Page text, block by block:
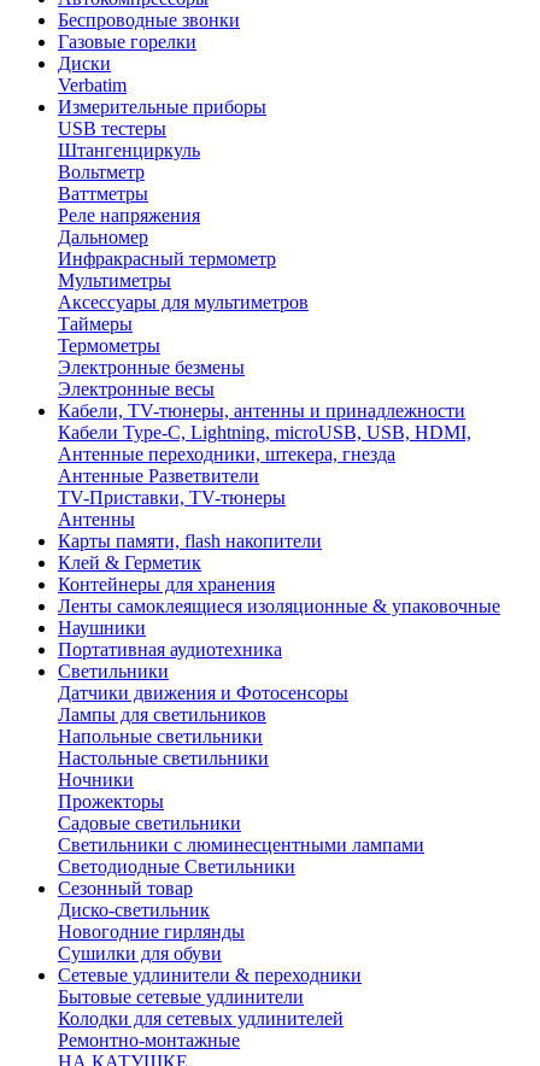
Беспроводные звонки
Газовые горелки
Диски
Verbatim
Измерительные приборы
USB тестеры
Штангенциркуль
Вольтметр
Ваттметры
Реле напряжения
Дальномер
Инфракрасный термометр
Мультиметры
Аксессуары для мультиметров
Таймеры
Термометры
Электронные безмены
Электронные весы
Кабели, TV-тюнеры, антенны и принадлежности
Кабели Type-C, Lightning, microUSB, USB, HDMI,
Антенные переходники, штекера, гнезда
Антенные Разветвители
TV-Приставки, TV-тюнеры
Антенны
Карты памяти, flash накопители
Клей & Герметик
Контейнеры для хранения
Ленты самоклеящиеся изоляционные & упаковочные
Наушники
Портативная аудиотехника
Светильники
Датчики движения и Фотосенсоры
Лампы для светильников
Напольные светильники
Настольные светильники
Ночники
Прожекторы
Садовые светильники
Светильники с люминесцентными лампами
Светодиодные Светильники
Сезонный товар
Диско-светильник
Новогодние гирлянды
Сушилки для обуви
Сетевые удлинители & переходники
Бытовые сетевые удлинители
Колодки для сетевых удлинителей
Ремонтно-монтажные
НА КАТУШКЕ